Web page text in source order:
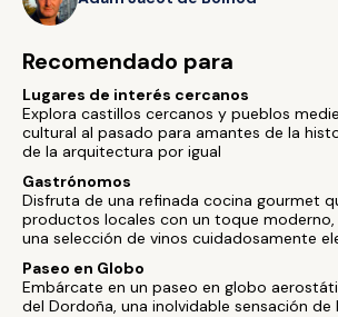
Recomendado para
Lugares de interés cercanos
Explora castillos cercanos y pueblos
cultural al pasado para amantes de la
de la arquitectura por igual
Gastrónomos
Disfruta de una refinada cocina gourmet
productos locales con un toque
una selección de vinos cuidadosamente
Paseo en Globo
Embárcate en un paseo en globo
del Dordoña, una inolvidable sensación